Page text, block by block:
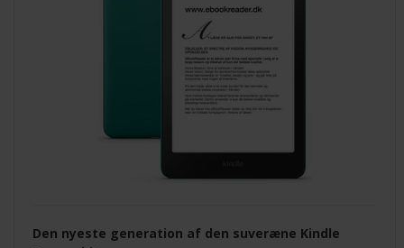
Den nyeste generation af den suveræne Kindle